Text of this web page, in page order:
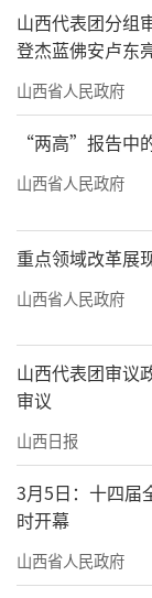
山西代表团分
登杰蓝佛安卢东
山西省人民政府
“两高”报告中
山西省人民政府
重点领域改革展
山西省人民政府
山西代表团审议
审议
山西日报
3月5日：十四届
时开幕
山西省人民政府